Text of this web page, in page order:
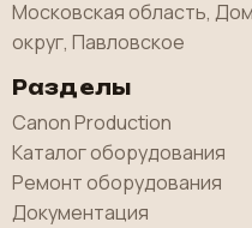
Московская область,
округ, Павловское
Разделы
Canon Production
Каталог оборудования
Ремонт оборудования
Документация